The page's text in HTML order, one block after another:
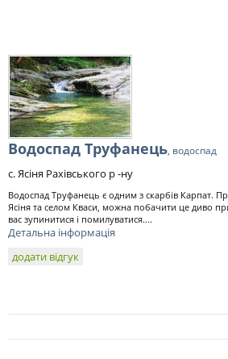
Водоспад Труфанець, водоспад
с. Ясіня Рахівського р -ну
Водоспад Труфанець є одним з скарбів Карпат.
Ясіня та селом Кваси, можна побачити це диво
вас зупинитися і помилуватися....
Детальна інформація
додати відгук